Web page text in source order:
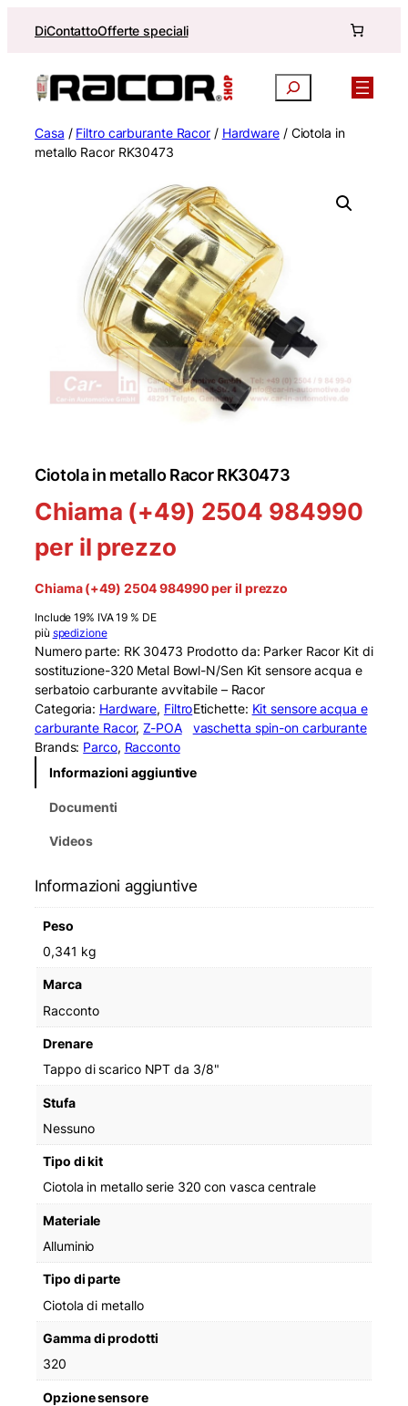
DiContattoOfferte speciali
Ricerca
Casa / Filtro carburante Racor / Hardware/ Ciotola in
metallo Racor RK30473
Ciotola in metallo Racor RK30473
Chiama (+49) 2504 984990
per il prezzo
Chiama (+49) 2504 984990 per il prezzo
Include 19% IVA 19 % DE
più spedizione
Numero parte: RK 30473 Prodotto da: Parker Racor Kit di
sostituzione-320 Metal Bowl-N/Sen Kit sensore acqua e
serbatoio carburante avvitabile – Racor
Categoria: Hardware, Filtro
carburante Racor, Z-POA
Etichette: Kit sensore acqua e
vaschetta spin-on carburante
Brands: Parco, Racconto
Informazioni aggiuntive
Documenti
Videos
Informazioni aggiuntive
Peso
0,341 kg
Marca
Racconto
Drenare
Tappo di scarico NPT da 3/8"
Stufa
Nessuno
Tipo di kit
Ciotola in metallo serie 320 con vasca centrale
Materiale
Alluminio
Tipo di parte
Ciotola di metallo
Gamma di prodotti
320
Opzione sensore